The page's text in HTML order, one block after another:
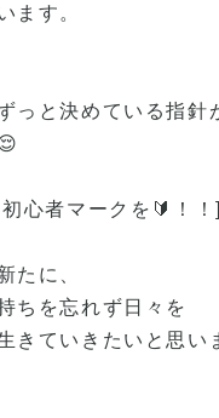
ます。
っと決めている指針
😌
心者マークを🔰！！]
たに、
ちを忘れず日々を
きていきたいと思い